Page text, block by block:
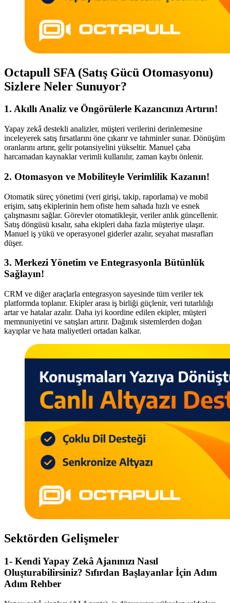
Octapull SFA (Satış Gücü Otomasyonu)
Sizlere Neler Sunuyor?
1. Akıllı Analiz ve Öngörülerle Kazancınızı Artırın!
Yapay zekâ destekli analizler, müşteri verilerini derinlemesine
inceleyerek satış fırsatlarını öne çıkarır ve tahminler sunar. Dönüşüm
oranlarını artırır, gelir potansiyelini yükseltir. Manuel çaba
harcamadan kaynaklar verimli kullanılır, zaman kaybı önlenir.
2. Otomasyon ve Mobiliteyle Verimlilik Kazanın!
Otomatik süreç yönetimi (veri girişi, takip, raporlama) ve mobil
erişim, satış ekiplerinin hem ofiste hem sahada hızlı ve esnek
çalışmasını sağlar. Görevler otomatikleşir, veriler anlık güncellenir.
Satış döngüsü kısalır, saha ekipleri daha fazla müşteriye ulaşır.
Manuel iş yükü ve operasyonel giderler azalır, seyahat masrafları
düşer.
3. Merkezi Yönetim ve Entegrasyonla Bütünlük
Sağlayın!
CRM ve diğer araçlarla entegrasyon sayesinde tüm veriler tek
platformda toplanır. Ekipler arası iş birliği güçlenir, veri tutarlılığı
artar ve hatalar azalır. Daha iyi koordine edilen ekipler, müşteri
memnuniyetini ve satışları artırır. Dağınık sistemlerden doğan
kayıplar ve hata maliyetleri ortadan kalkar.
Sektörden Gelişmeler
1- Kendi Yapay Zekâ Ajanınızı Nasıl
Oluşturabilirsiniz? Sıfırdan Başlayanlar İçin Adım
Adım Rehber